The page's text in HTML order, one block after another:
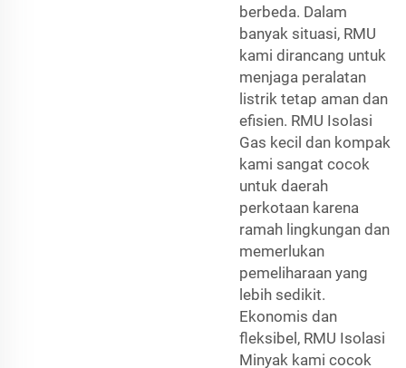
berbeda. Dalam
banyak situasi, RMU
kami dirancang untuk
menjaga peralatan
listrik tetap aman dan
efisien. RMU Isolasi
Gas kecil dan kompak
kami sangat cocok
untuk daerah
perkotaan karena
ramah lingkungan dan
memerlukan
pemeliharaan yang
lebih sedikit.
Ekonomis dan
fleksibel, RMU Isolasi
Minyak kami cocok